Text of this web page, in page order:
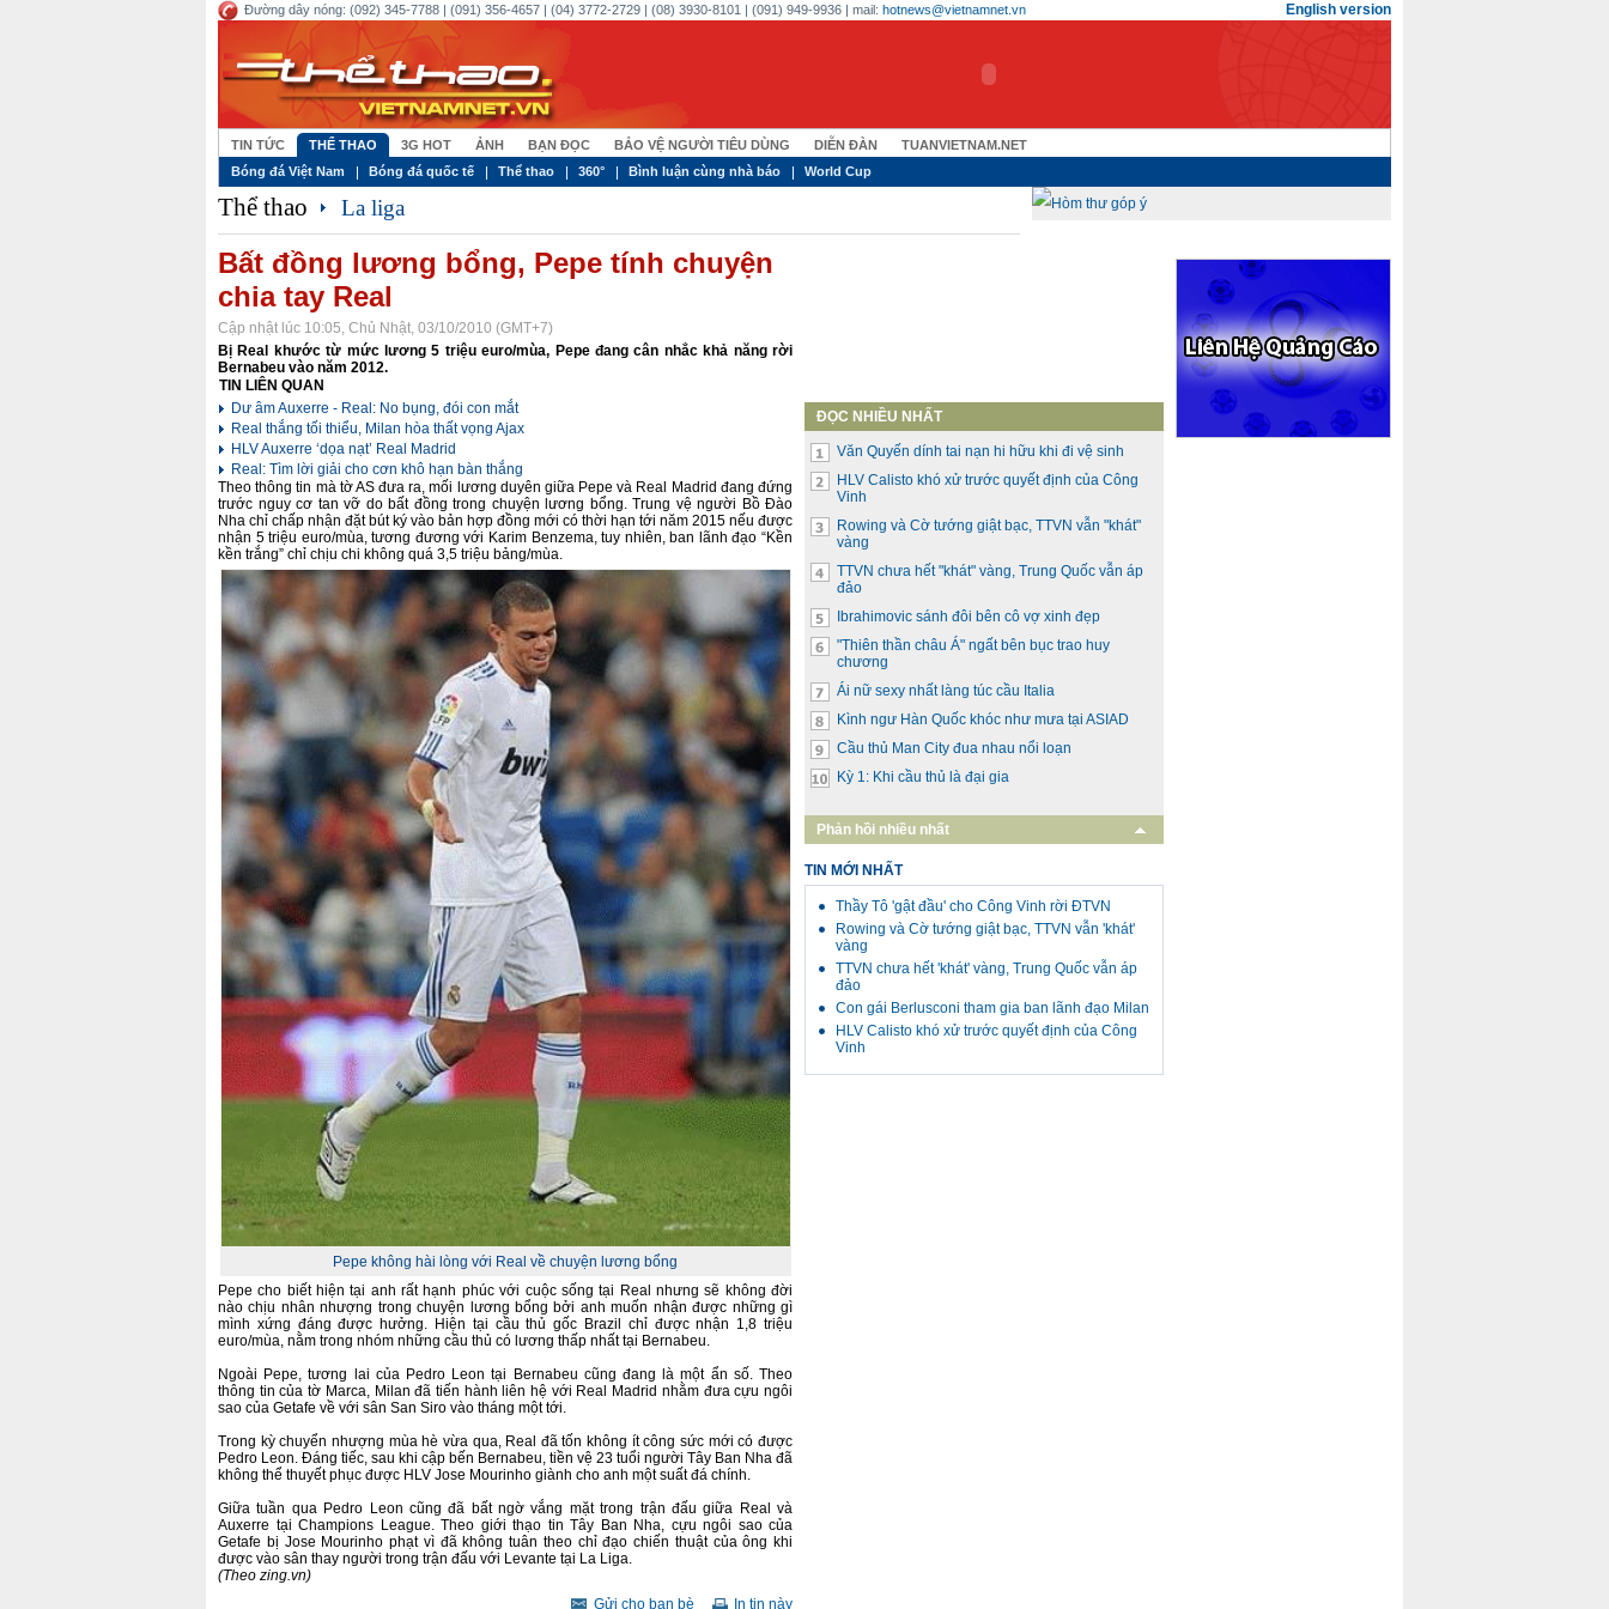
English version
Đường dây nóng: (092) 345-7788 | (091) 356-4657 | (04) 3772-2729 | (08) 3930-8101 | (091) 949-9936 | mail: hotnews@vietnamnet.vn
TIN TỨC THỂ THAO 3G HOT ẢNH BẠN ĐỌC BẢO VỆ NGƯỜI TIÊU DÙNG DIỄN ĐÀN
TUANVIETNAM.NET
Bóng đá Việt Nam
Bóng đá quốc tế Thể thao 360° Bình luận cùng nhà báo World Cup
Thể thao La liga
Bất đồng lương bổng, Pepe tính chuyện
chia tay Real
Cập nhật lúc 10:05, Chủ Nhật, 03/10/2010 (GMT+7)
Bị Real khước từ mức lương 5 triệu euro/mùa, Pepe đang cân nhắc khả năng rời
Bernabeu vào năm 2012.
TIN LIÊN QUAN
Dư âm Auxerre - Real: No bụng, đói con mắt
Real thắng tối thiểu, Milan hòa thất vọng Ajax
HLV Auxerre ‘dọa nạt’ Real Madrid
Real: Tìm lời giải cho cơn khô hạn bàn thắng
Theo thông tin mà tờ AS đưa ra, mối lương duyên giữa Pepe và Real Madrid đang đứng
trước nguy cơ tan vỡ do bất đồng trong chuyện lương bổng. Trung vệ người Bồ Đào
Nha chỉ chấp nhận đặt bút ký vào bản hợp đồng mới có thời hạn tới năm 2015 nếu được
nhận 5 triệu euro/mùa, tương đương với Karim Benzema, tuy nhiên, ban lãnh đạo “Kền
kền trắng” chỉ chịu chi không quá 3,5 triệu bảng/mùa.
Pepe không hài lòng với Real về chuyện lương bổng
Pepe cho biết hiện tại anh rất hạnh phúc với cuộc sống tại Real nhưng sẽ không đời
nào chịu nhân nhượng trong chuyện lương bổng bởi anh muốn nhận được những gì
mình xứng đáng được hưởng. Hiện tại cầu thủ gốc Brazil chỉ được nhận 1,8 triệu
euro/mùa, nằm trong nhóm những cầu thủ có lương thấp nhất tại Bernabeu.
Ngoài Pepe, tương lai của Pedro Leon tại Bernabeu cũng đang là một ẩn số. Theo
thông tin của tờ Marca, Milan đã tiến hành liên hệ với Real Madrid nhằm đưa cựu ngôi
sao của Getafe về với sân San Siro vào tháng một tới.
Trong kỳ chuyển nhượng mùa hè vừa qua, Real đã tốn không ít công sức mới có được
Pedro Leon. Đáng tiếc, sau khi cập bến Bernabeu, tiền vệ 23 tuổi người Tây Ban Nha đã
không thể thuyết phục được HLV Jose Mourinho giành cho anh một suất đá chính.
Giữa tuần qua Pedro Leon cũng đã bất ngờ vắng mặt trong trận đấu giữa Real và
Auxerre tại Champions League. Theo giới thạo tin Tây Ban Nha, cựu ngôi sao của
Getafe bị Jose Mourinho phạt vì đã không tuân theo chỉ đạo chiến thuật của ông khi
được vào sân thay người trong trận đấu với Levante tại La Liga.
(Theo zing.vn)
Gửi cho bạn bè
In tin này
ĐỌC NHIỀU NHẤT
Văn Quyến dính tai nạn hi hữu khi đi vệ sinh
HLV Calisto khó xử trước quyết định của Công
Vinh
Rowing và Cờ tướng giật bạc, TTVN vẫn "khát"
vàng
TTVN chưa hết "khát" vàng, Trung Quốc vẫn áp
đảo
Ibrahimovic sánh đôi bên cô vợ xinh đẹp
"Thiên thần châu Á" ngất bên bục trao huy
chương
Ái nữ sexy nhất làng túc cầu Italia
Kình ngư Hàn Quốc khóc như mưa tại ASIAD
Cầu thủ Man City đua nhau nổi loạn
Kỳ 1: Khi cầu thủ là đại gia
Phản hồi nhiều nhất
TIN MỚI NHẤT
Thầy Tô 'gật đầu' cho Công Vinh rời ĐTVN
Rowing và Cờ tướng giật bạc, TTVN vẫn 'khát'
vàng
TTVN chưa hết 'khát' vàng, Trung Quốc vẫn áp
đảo
Con gái Berlusconi tham gia ban lãnh đạo Milan
HLV Calisto khó xử trước quyết định của Công
Vinh